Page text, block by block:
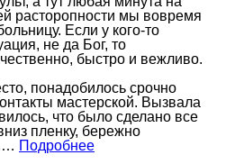
расторопности мы вовремя
Если у кого-то
не да Бог, то
быстро и вежливо.
понадобилось срочно
мастерской. Вызвала
что было сделано все
пленку, бережно
Подробнее